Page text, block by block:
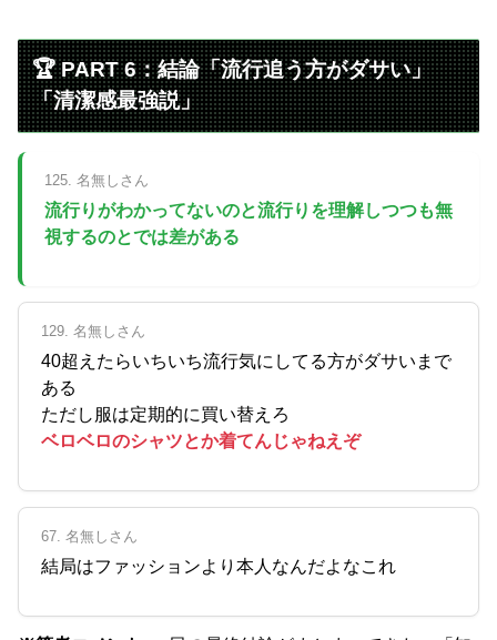
🏆 PART 6：結論「流行追う方がダサい」
「清潔感最強説」
125. 名無しさん
流行りがわかってないのと流行りを理解しつつも無
視するのとでは差がある
129. 名無しさん
40超えたらいちいち流行気にしてる方がダサいまで
ある
ただし服は定期的に買い替えろ
ベロベロのシャツとか着てんじゃねえぞ
67. 名無しさん
結局はファッションより本人なんだよなこれ